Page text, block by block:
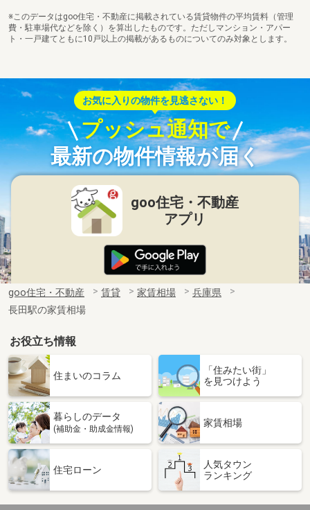
※このデータはgoo住宅・不動産に掲載されている賃貸物件の平均賃料（管理
費・駐車場代などを除く）を算出したものです。ただしマンション・アパー
ト・一戸建てともに10戸以上の掲載があるものについてのみ対象とします。
お気に入りの物件を見逃さない！
プッシュ通知で
最新の物件情報が届く
goo住宅・不動産
アプリ
goo住宅・不動産 賃貸 家賃相場
兵庫県
長田駅の家賃相場
お役立ち情報
住まいのコラム
「住みたい街」
を見つけよう
暮らしのデータ
(補助金・助成金情報)
家賃相場
住宅ローン
人気タウン
ランキング